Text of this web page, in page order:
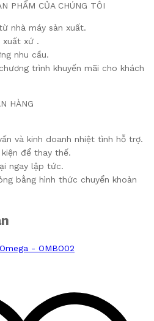
PHẨM CỦA CHÚNG TÔI
nhà máy sản xuất.
xuất xứ .
nhu cầu.
trình khuyến mãi cho khách
và kinh doanh nhiệt tình hỗ trợ.
để thay thế.
ngay lập tức.
bằng hình thức chuyển khoản